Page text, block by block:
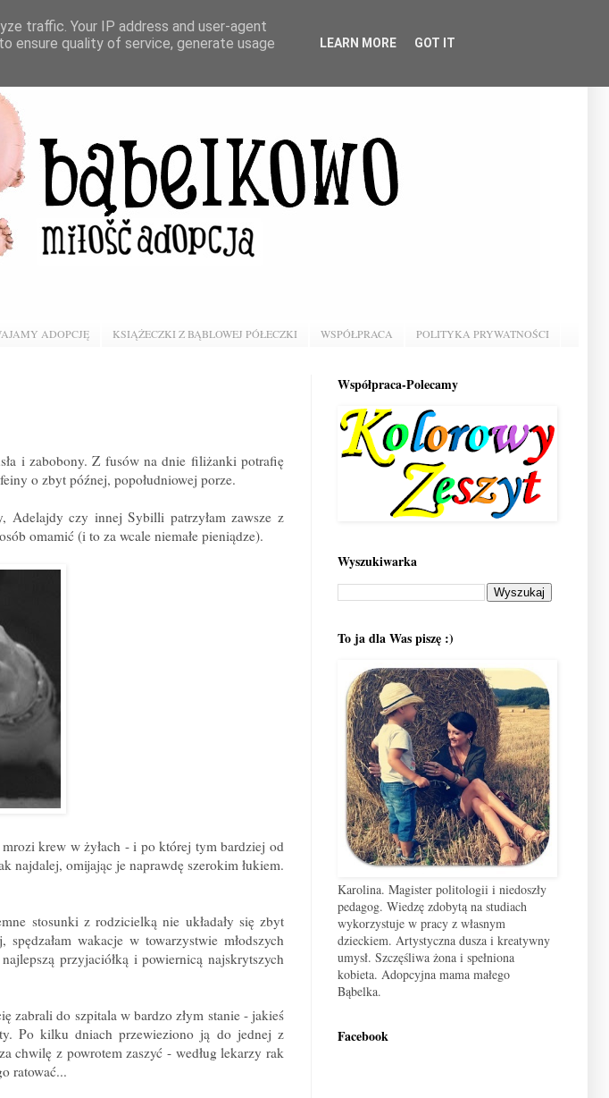
ADOPCJĘ KSIĄŻECZKI Z BĄBLOWEJ PÓŁECZKI WSPÓŁPRACA POLITYKA PRYWATNOŚCI
i zabobony. Z fusów na dnie filiżanki potrafię
o zbyt późnej, popołudniowej porze.
Adelajdy czy innej Sybilli patrzyłam zawsze z
omamić (i to za wcale niemałe pieniądze).
krew w żyłach - i po której tym bardziej od
najdalej, omijając je naprawdę szerokim łukiem.
stosunki z rodzicielką nie układały się zbyt
wakacje w towarzystwie młodszych
przyjaciółką i powiernicą najskrytszych
zabrali do szpitala w bardzo złym stanie - jakieś
Po kilku dniach przewieziono ją do jednej z
chwilę z powrotem zaszyć - według lekarzy rak
ratować...
Współpraca-Polecamy
Wyszukiwarka
To ja dla Was piszę :)
Karolina. Magister politologii i niedoszły
pedagog. Wiedzę zdobytą na studiach
wykorzystuje w pracy z własnym
dzieckiem. Artystyczna dusza i kreatywny
umysł. Szczęśliwa żona i spełniona
kobieta. Adopcyjna mama małego
Bąbelka.
Facebook
traffic. Your IP address and user-agent
ensure quality of service, generate usage
LEARN MORE GOT IT